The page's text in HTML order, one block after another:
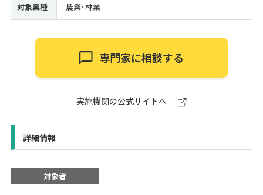
対象業種 農業･林業
専門家に相談する
実施機関の公式サイトへ
詳細情報
対象者